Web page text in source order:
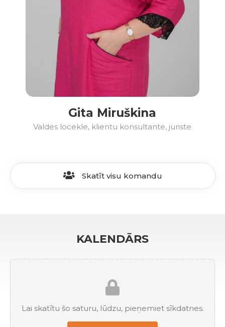
Gita Miruškina
Valdes locekle, klientu konsultante, juriste
Skatīt visu komandu
KALENDĀRS
Lai skatītu šo saturu, lūdzu, pieņemiet sīkdatnes.